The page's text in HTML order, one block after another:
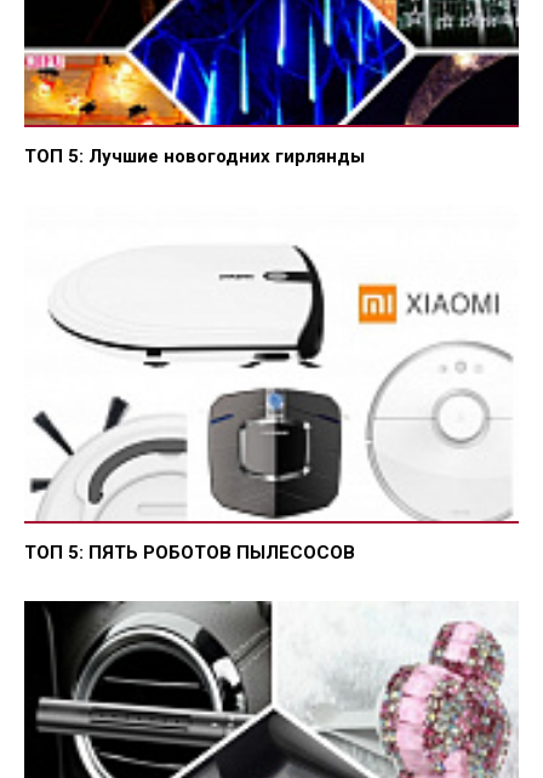
ТОП 5: Лучшие новогодних гирлянды
ТОП 5: ПЯТЬ РОБОТОВ ПЫЛЕСОСОВ